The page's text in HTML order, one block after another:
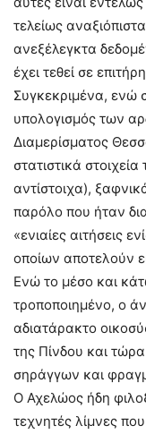
τελείως
ανεξέλεγκτα
έχει τεθεί σε
Συγκεκριμένα,
υπολογισμός των
Διαμερίσματος
στατιστικά
αντίστοιχα),
παρόλο που ήταν
«ενιαίες αιτήσεις
οποίων αποτελούν
Ενώ το μέσο και
τροποποιημένο, ο
αδιατάρακτο
της Πίνδου και
σηράγγων και
Ο Αχελώος ήδη
τεχνητές λίμνες